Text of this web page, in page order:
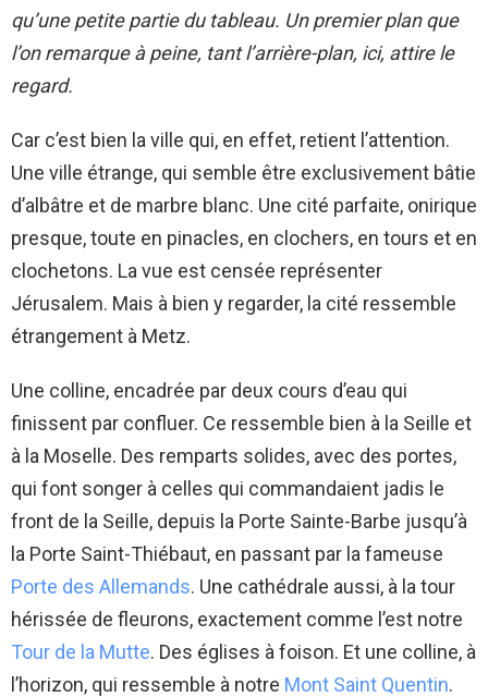
qu’une petite partie du tableau. Un premier plan que
l’on remarque à peine, tant l’arrière-plan, ici, attire le
regard.
Car c’est bien la ville qui, en effet, retient l’attention.
Une ville étrange, qui semble être exclusivement bâtie
d’albâtre et de marbre blanc. Une cité parfaite, onirique
presque, toute en pinacles, en clochers, en tours et en
clochetons. La vue est censée représenter
Jérusalem. Mais à bien y regarder, la cité ressemble
étrangement à Metz.
Une colline, encadrée par deux cours d’eau qui
finissent par confluer. Ce ressemble bien à la Seille et
à la Moselle. Des remparts solides, avec des portes,
qui font songer à celles qui commandaient jadis le
front de la Seille, depuis la Porte Sainte-Barbe jusqu’à
la Porte Saint-Thiébaut, en passant par la fameuse
Porte des Allemands. Une cathédrale aussi, à la tour
hérissée de fleurons, exactement comme l’est notre
Tour de la Mutte. Des églises à foison. Et une colline, à
l’horizon, qui ressemble à notre Mont Saint Quentin.